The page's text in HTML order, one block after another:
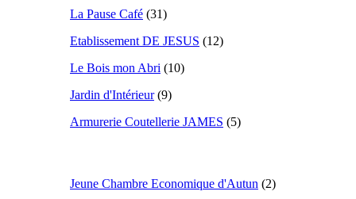
La Pause Café (31)
Etablissement DE JESUS (12)
Le Bois mon Abri (10)
Jardin d'Intérieur(9)
Armurerie Coutellerie JAMES (5)
Jeune Chambre Economique d'Autun (2)